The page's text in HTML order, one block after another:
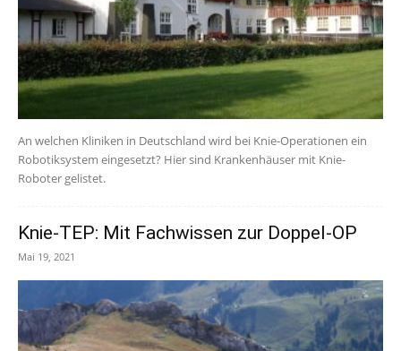
An welchen Kliniken in Deutschland wird bei Knie-Operationen ein
Robotiksystem eingesetzt? Hier sind Krankenhäuser mit Knie-
Roboter gelistet.
Knie-TEP: Mit Fachwissen zur Doppel-OP
Mai 19, 2021